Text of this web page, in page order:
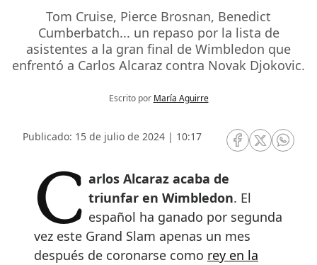
Tom Cruise, Pierce Brosnan, Benedict
Cumberbatch... un repaso por la lista de
asistentes a la gran final de Wimbledon que
enfrentó a Carlos Alcaraz contra Novak Djokovic.
Escrito por María Aguirre
Publicado: 15 de julio de 2024 | 10:17
RRSS Facebook
RRSSRRSS
Carlos Alcaraz acaba de triunfar en Wimbledon. El
español ha ganado por segunda
vez este Grand Slam apenas un mes
después de coronarse como rey en la